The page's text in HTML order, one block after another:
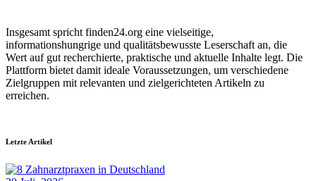
Insgesamt spricht finden24.org eine vielseitige,
informationshungrige und qualitätsbewusste Leserschaft an, die
Wert auf gut recherchierte, praktische und aktuelle Inhalte legt. Die
Plattform bietet damit ideale Voraussetzungen, um verschiedene
Zielgruppen mit relevanten und zielgerichteten Artikeln zu
erreichen.
Letzte Artikel